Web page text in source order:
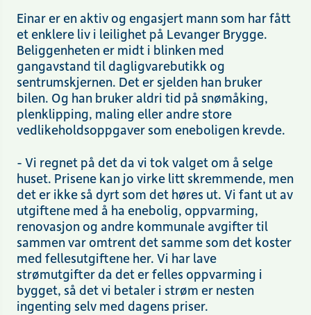
Einar er en aktiv og engasjert mann som har fått
et enklere liv i leilighet på Levanger Brygge.
Beliggenheten er midt i blinken med
gangavstand til dagligvarebutikk og
sentrumskjernen. Det er sjelden han bruker
bilen. Og han bruker aldri tid på snømåking,
plenklipping, maling eller andre store
vedlikeholdsoppgaver som eneboligen krevde.
- Vi regnet på det da vi tok valget om å selge
huset. Prisene kan jo virke litt skremmende, men
det er ikke så dyrt som det høres ut. Vi fant ut av
utgiftene med å ha enebolig, oppvarming,
renovasjon og andre kommunale avgifter til
sammen var omtrent det samme som det koster
med fellesutgiftene her. Vi har lave
strømutgifter da det er felles oppvarming i
bygget, så det vi betaler i strøm er nesten
ingenting selv med dagens priser.